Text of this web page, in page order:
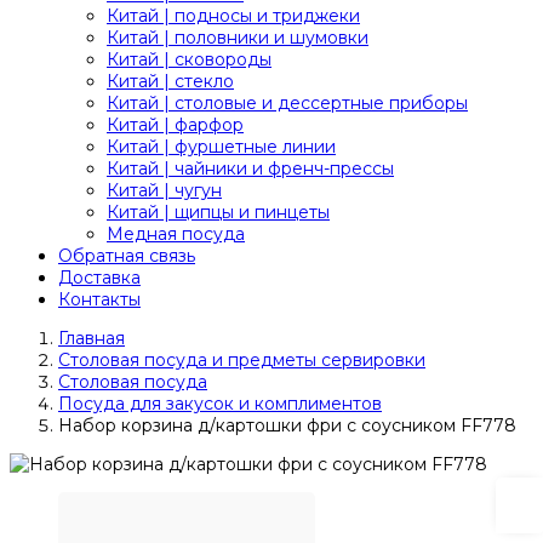
Китай | подносы и триджеки
Китай | половники и шумовки
Китай | сковороды
Китай | стекло
Китай | столовые и дессертные приборы
Китай | фарфор
Китай | фуршетные линии
Китай | чайники и френч-прессы
Китай | чугун
Китай | щипцы и пинцеты
Медная посуда
Обратная связь
Доставка
Контакты
Главная
Столовая посуда и предметы сервировки
Столовая посуда
Посуда для закусок и комплиментов
Набор корзина д/картошки фри с соусником FF778